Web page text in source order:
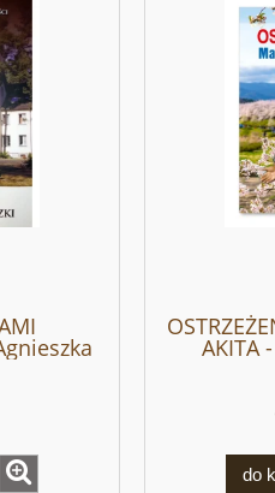
AKITA
do